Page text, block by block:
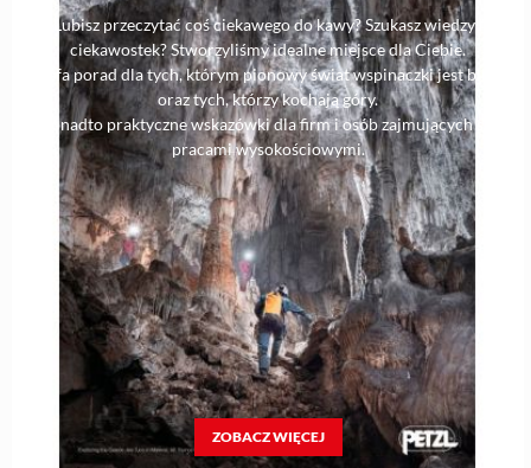
Lubisz przeczytać coś ciekawego do kawy? Szukasz wiedzy i
ciekawostek? Stworzyliśmy idealne miejsce dla Ciebie.
Strefa porad dla tych, którym pionowy świat wspinaczki jest bliski,
oraz tych, którzy kochają góry.
Ponadto praktyczne wskazówki dla firm i osób zajmujących się
pracami wysokościowymi.
ZOBACZ WIĘCEJ